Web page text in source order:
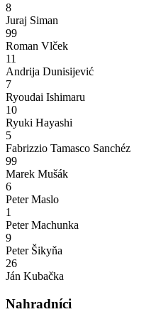
8
Juraj Siman
99
Roman Vlček
11
Andrija Dunisijević
7
Ryoudai Ishimaru
10
Ryuki Hayashi
5
Fabrizzio Tamasco Sanchéz
99
Marek Mušák
6
Peter Maslo
1
Peter Machunka
9
Peter Šikyňa
26
Ján Kubačka
Nahradníci